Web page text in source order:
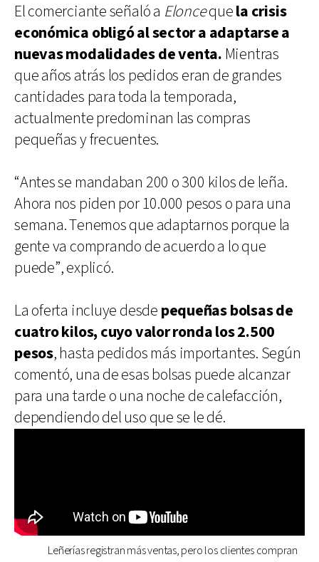
El comerciante señaló a Eloncequela crisis
económica obligó al sector a adaptarse a
nuevas modalidades de venta. Mientras
que años atrás los pedidos eran de grandes
cantidades para toda la temporada,
actualmente predominan las compras
pequeñas y frecuentes.
“Antes se mandaban 200 o 300 kilos de leña.
Ahora nos piden por 10.000 pesos o para una
semana. Tenemos que adaptarnos porque la
gente va comprando de acuerdo a lo que
puede”, explicó.
La oferta incluye desde pequeñas bolsas de
cuatro kilos, cuyo valor ronda los 2.500
pesos, hasta pedidos más importantes. Según
comentó, una de esas bolsas puede alcanzar
para una tarde o una noche de calefacción,
dependiendo del uso que se le dé.
Leñerías registran más ventas, pero los clientes compran